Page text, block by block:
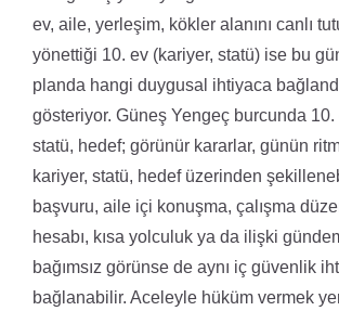
ev, aile, yerleşim, kökler alanını canlı
yönettiği 10. ev (kariyer, statü) ise bu
planda hangi duygusal ihtiyaca
gösteriyor. Güneş Yengeç burcunda 10.
statü, hedef; görünür kararlar, günün
kariyer, statü, hedef üzerinden
başvuru, aile içi konuşma, çalışma
hesabı, kısa yolculuk ya da ilişki
bağımsız görünse de aynı iç güvenlik
bağlanabilir. Aceleyle hüküm vermek